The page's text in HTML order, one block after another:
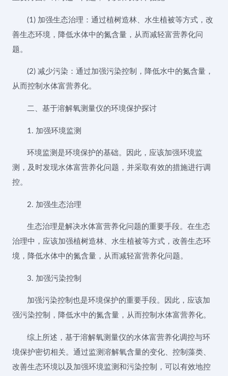
(1) 加强生态治理：通过植树造林、水生植被等方式，改
善生态环境，降低水体中的氮含量，从而减轻富营养化问
题。
(2) 减少污染：通过加强污染控制，降低水中的氮含量，
从而控制水体富营养化。
二、基于溶解氧测量仪的环境保护探讨
1. 加强环境监测
环境监测是环境保护的基础。因此，应该加强环境监
测，及时发现水体富营养化问题，并采取有效的措施进行调
控。
2. 加强生态治理
生态治理是解决水体富营养化问题的重要手段。在生态
治理中，应该加强植树造林、水生植被等方式，改善生态环
境，降低水体中的氮含量，从而减轻富营养化问题。
3. 加强污染控制
加强污染控制也是环境保护的重要手段。因此，应该加
强污染控制，降低水中的氮含量，从而控制水体富营养化。
综上所述，基于溶解氧测量仪的水体富营养化调控与环
境保护密切相关。通过监测溶解氧含量的变化、控制藻类、
改善生态环境以及加强环境监测和污染控制，可以有效地控